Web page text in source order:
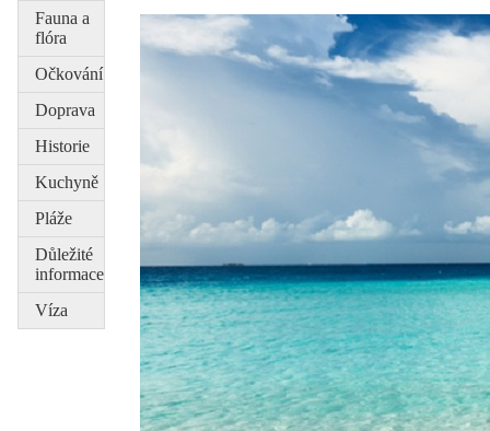
Fauna a
flóra
Očkování
Doprava
Historie
Kuchyně
Pláže
Důležité
informace
Víza